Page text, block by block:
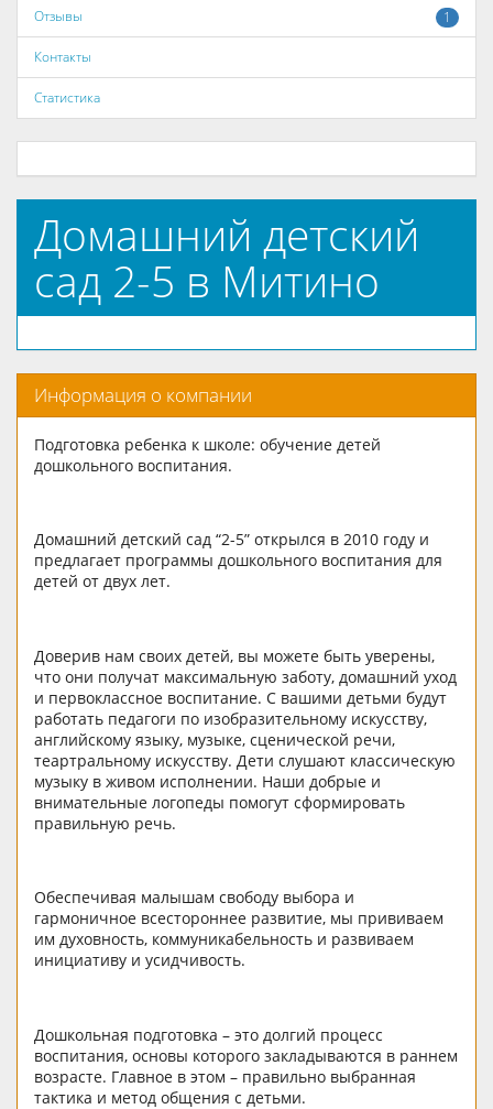
1
Отзывы
Контакты
Статистика
Домашний детский
сад 2-5 в Митино
Информация о компании
Подготовка ребенка к школе: обучение детей
дошкольного воспитания.
Домашний детский сад “2-5” открылся в 2010 году и
предлагает программы дошкольного воспитания для
детей от двух лет.
Доверив нам своих детей, вы можете быть уверены,
что они получат максимальную заботу, домашний уход
и первоклассное воспитание. С вашими детьми будут
работать педагоги по изобразительному искусству,
английскому языку, музыке, сценической речи,
теартральному искусству. Дети слушают классическую
музыку в живом исполнении. Наши добрые и
внимательные логопеды помогут сформировать
правильную речь.
Обеспечивая малышам свободу выбора и
гармоничное всестороннее развитие, мы прививаем
им духовность, коммуникабельность и развиваем
инициативу и усидчивость.
Дошкольная подготовка – это долгий процесс
воспитания, основы которого закладываются в раннем
возрасте. Главное в этом – правильно выбранная
тактика и метод общения с детьми.